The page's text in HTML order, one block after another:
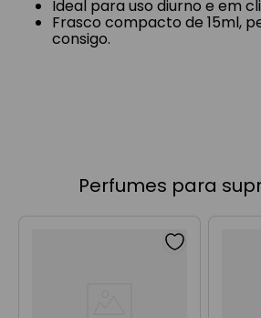
Ideal para uso diurno e em
Frasco compacto de 15ml,
consigo.
Perfumes para